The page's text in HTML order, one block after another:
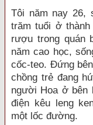
Tôi năm nay 26,
trăm tuổi ở
rượu trong quán
năm cao học,
cốc-teo. Đứng
chồng trẻ đang
người Hoa ở bên
điện kêu leng
một lốc đường.